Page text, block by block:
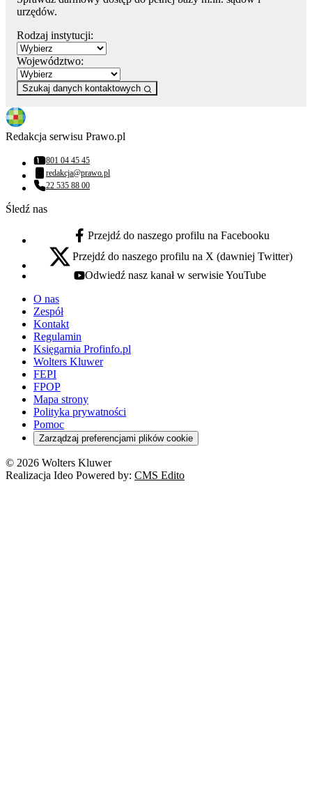
urzędów.
Rodzaj instytucji:
Województwo:
Szukaj danych kontaktowych
Redakcja serwisu Prawo.pl
Numer telefonu:
801 04 45 45
Adres email:
redakcja@prawo.pl
Numer telefonu:
22 535 88 00
Śledź nas
facebook - otwiera się w nowej karcie
Przejdź do naszego profilu na Facebooku
x - otwiera się w nowej karcie
Przejdź do naszego profilu na X (dawniej Twitter)
youtube - otwiera się w nowej karcie
Odwiedź nasz kanał w serwisie YouTube
O nas
Zespół
Kontakt
Regulamin
Księgarnia Profinfo.pl
Wolters Kluwer
FEPI
FPOP
Mapa strony
Polityka prywatności
Pomoc
Zarządzaj preferencjami plików cookie
© 2026 Wolters Kluwer
Realizacja Ideo Powered by: CMS Edito